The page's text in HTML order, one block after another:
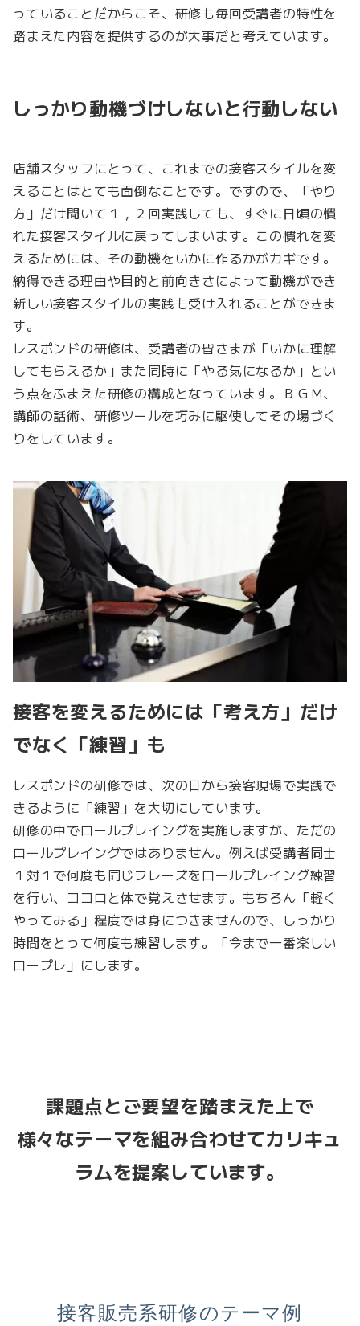
っていることだからこそ、研修も毎回受講者の特性を
踏まえた内容を提供するのが大事だと考えています。
しっかり動機づけしないと行動しない
店舗スタッフにとって、これまでの接客スタイルを変
えることはとても面倒なことです。ですので、「やり
方」だけ聞いて１，２回実践しても、すぐに日頃の慣
れた接客スタイルに戻ってしまいます。この慣れを変
えるためには、その動機をいかに作るかがカギです。
納得できる理由や目的と前向きさによって動機ができ
新しい接客スタイルの実践も受け入れることができま
す。
レスポンドの研修は、受講者の皆さまが「いかに理解
してもらえるか」また同時に「やる気になるか」とい
う点をふまえた研修の構成となっています。ＢＧＭ、
講師の話術、研修ツールを巧みに駆使してその場づく
りをしています。
接客を変えるためには「考え方」だけ
でなく「練習」も
レスポンドの研修では、次の日から接客現場で実践で
きるように「練習」を大切にしています。
研修の中でロールプレイングを実施しますが、ただの
ロールプレイングではありません。例えば受講者同士
１対１で何度も同じフレーズをロールプレイング練習
を行い、ココロと体で覚えさせます。もちろん「軽く
やってみる」程度では身につきませんので、しっかり
時間をとって何度も練習します。「今まで一番楽しい
ロープレ」にします。
課題点とご要望を踏まえた上で
様々なテーマを組み合わせてカリキュ
ラムを提案しています。
接客販売系研修のテーマ例